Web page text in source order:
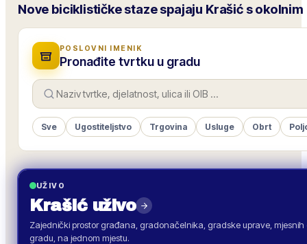
Nove biciklističke staze spajaju Krašić s
POSLOVNI IMENIK
Pronađite tvrtku u gradu
Sve Ugostiteljstvo Trgovina Usluge Obrt
UŽIVO
Krašićuživo
Zajednički prostor građana, gradonačelnika, gradske uprave,
gradu, na jednom mjestu.